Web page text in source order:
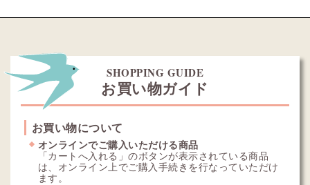
SHOPPING GUIDE
お買い物ガイド
お買い物について
オンラインでご購入いただける商品
「カートへ入れる」のボタンが表示されている商品
は、オンライン上でご購入手続きを行なっていただけ
ます。